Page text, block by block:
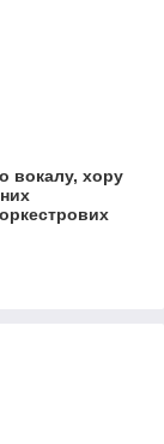
вокалу, хору